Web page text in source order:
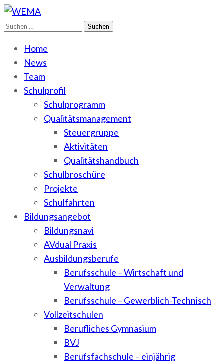
WEMA
BbS I des Salzlandkreises
Suchen
Home
News
Team
Schulprofil
Schulprogramm
Qualitätsmanagement
Steuergruppe
Aktivitäten
Qualitätshandbuch
Schulbroschüre
Projekte
Schulfahrten
Bildungsangebot
Bildungsnavi
AVdual Praxis
Ausbildungsberufe
Berufsschule – Wirtschaft und
Verwaltung
Berufsschule – Gewerblich-Technisch
Vollzeitschulen
Berufliches Gymnasium
BVJ
Berufsfachschule – einjährig